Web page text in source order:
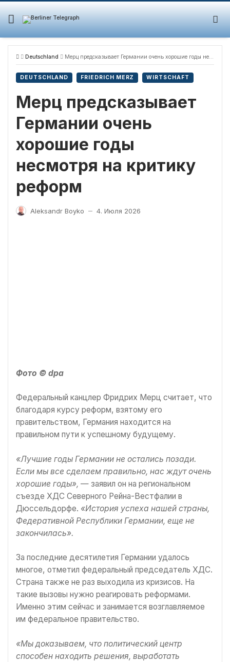
Skip
content
Deutschland Мерц предсказывает Германии очень хорошие годы несмотря на критику реформ
DEUTSCHLAND FRIEDRICH MERZ WIRTSCHAFT
Мерц предсказывает
Германии очень
хорошие годы
несмотря на критику
реформ
Aleksandr Boyko — 4. Июля 2026
Фото © dpa
Федеральный канцлер Фридрих Мерц считает, что
благодаря курсу реформ, взятому его
правительством, Германия находится на
правильном пути к успешному будущему.
«Лучшие годы Германии не остались позади.
Если мы все сделаем правильно, нас ждут очень
хорошие годы», — заявил он на региональном
съезде ХДС Северного Рейна-Вестфалии в
Дюссельдорфе. «История успеха нашей страны,
Федеративной Республики Германии, еще не
закончилась».
За последние десятилетия Германии удалось
многое, отметил федеральный председатель ХДС.
Страна также не раз выходила из кризисов. На
такие вызовы нужно реагировать реформами.
Именно этим сейчас и занимается возглавляемое
им федеральное правительство.
«Мы доказываем, что политический центр
способен находить решения, выработать